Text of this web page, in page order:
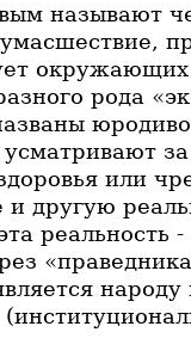
называют
окружающих
рода
или
другую
реальность